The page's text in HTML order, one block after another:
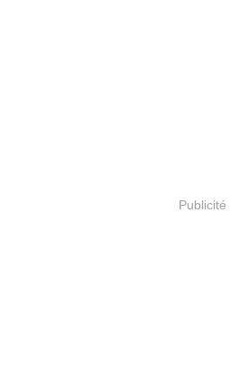
Publicité